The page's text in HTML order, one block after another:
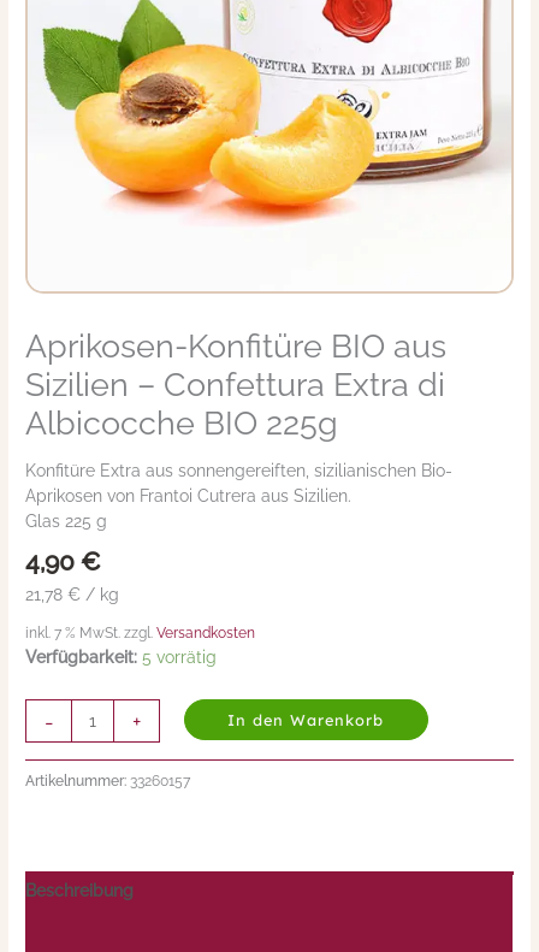
Aprikosen-Konfitüre BIO aus
Sizilien – Confettura Extra di
Albicocche BIO 225g
Konfitüre Extra aus sonnengereiften, sizilianischen Bio-
Aprikosen von Frantoi Cutrera aus Sizilien.
Glas 225 g
4,90€
21,78 € / kg
inkl. 7 % MwSt. zzgl.Versandkosten
Verfügbarkeit: 5 vorrätig
-
Aprikosen-
Konfitüre
BIO
aus
Sizilien
-
Confettura
Extra
Albicocche
BIO
Menge
+ In den Warenkorb
Artikelnummer: 33260157
Beschreibung